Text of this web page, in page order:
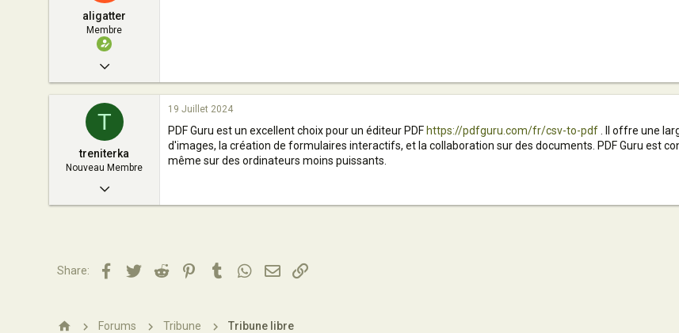
aligatter
Membre
27 Mai 2023
6
T
treniterka
Nouveau Membre
27 Mai 2023
6
19 Juillet 2024
PDF Guru est un excellent choix pour un éditeur PDF https://pdfguru.com/fr/csv-to-pdf . Il offre une
d'images, la création de formulaires interactifs, et la collaboration sur des documents. PDF Guru est
même sur des ordinateurs moins puissants.
Share: Facebook
TwitterReddit PinterestTumblrWhatsApp
EmailLien
Forums Tribune Tribune libre